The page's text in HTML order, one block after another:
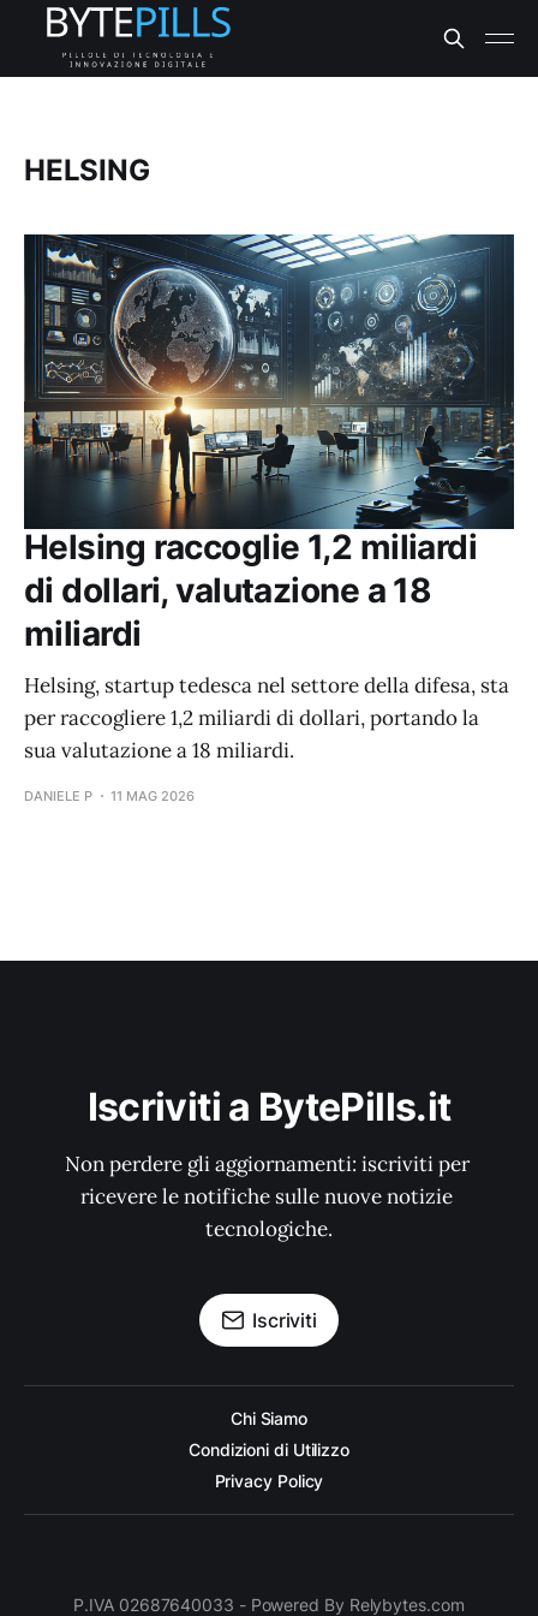
HELSING
Helsing raccoglie 1,2 miliardi
di dollari, valutazione a 18
miliardi
Helsing, startup tedesca nel settore della difesa, sta
per raccogliere 1,2 miliardi di dollari, portando la
sua valutazione a 18 miliardi.
DANIELE P 11 MAG 2026
Iscriviti a BytePills.it
Non perdere gli aggiornamenti: iscriviti per
ricevere le notifiche sulle nuove notizie
tecnologiche.
Iscriviti
Chi Siamo
Condizioni di Utilizzo
Privacy Policy
P.IVA 02687640033 - Powered By Relybytes.com